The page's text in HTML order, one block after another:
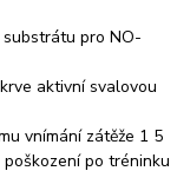
pro NO-
aktivní svalovou
vnímání zátěže 1 5
po tréninku